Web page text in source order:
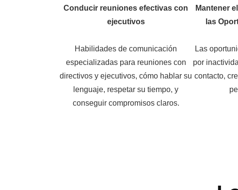
Conducir reuniones efectivas con
ejecutivos
Habilidades de comunicación
especializadas para reuniones con
directivos y ejecutivos, cómo hablar su
lenguaje, respetar su tiempo, y
conseguir compromisos claros.
Mantener
las
Las
por
contacto,